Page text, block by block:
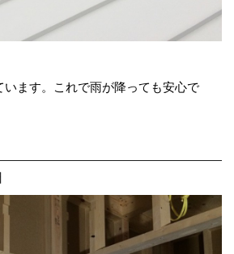
います。これで雨が降っても安心で